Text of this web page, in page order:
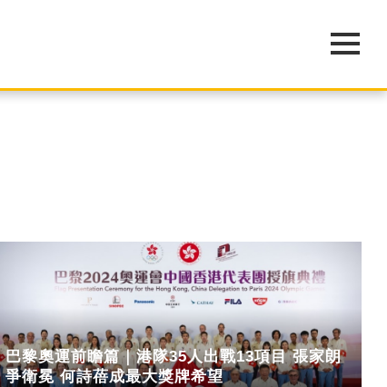
巴黎奧運前瞻篇｜港隊35人出戰13項目 張家朗
爭衛冕 何詩蓓成最大獎牌希望